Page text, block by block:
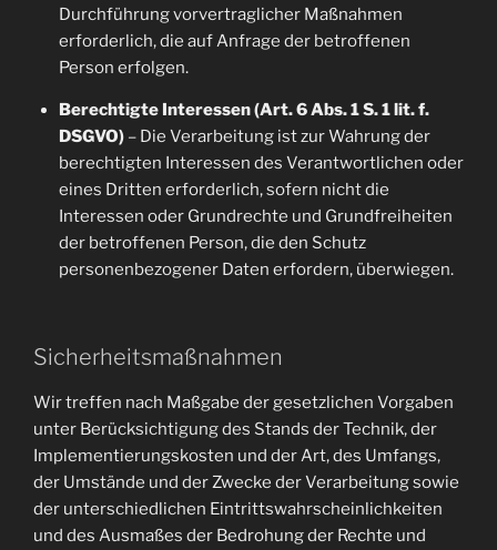
Durchführung vorvertraglicher Maßnahmen
erforderlich, die auf Anfrage der betroffenen
Person erfolgen.
Berechtigte Interessen (Art. 6 Abs. 1 S. 1 lit. f.
DSGVO)– Die Verarbeitung ist zur Wahrung der
berechtigten Interessen des Verantwortlichen oder
eines Dritten erforderlich, sofern nicht die
Interessen oder Grundrechte und Grundfreiheiten
der betroffenen Person, die den Schutz
personenbezogener Daten erfordern, überwiegen.
Sicherheitsmaßnahmen
Wir treffen nach Maßgabe der gesetzlichen Vorgaben
unter Berücksichtigung des Stands der Technik, der
Implementierungskosten und der Art, des Umfangs,
der Umstände und der Zwecke der Verarbeitung sowie
der unterschiedlichen Eintrittswahrscheinlichkeiten
und des Ausmaßes der Bedrohung der Rechte und